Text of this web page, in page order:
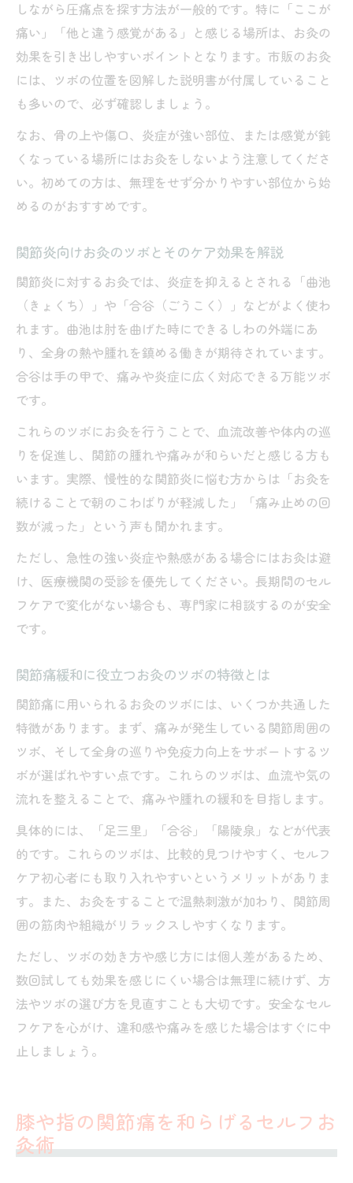
しながら圧痛点を探す方法が一般的です。特に「ここが
痛い」「他と違う感覚がある」と感じる場所は、お灸の
効果を引き出しやすいポイントとなります。市販のお灸
には、ツボの位置を図解した説明書が付属していること
も多いので、必ず確認しましょう。
なお、骨の上や傷口、炎症が強い部位、または感覚が鈍
くなっている場所にはお灸をしないよう注意してくださ
い。初めての方は、無理をせず分かりやすい部位から始
めるのがおすすめです。
関節炎向けお灸のツボとそのケア効果を解説
関節炎に対するお灸では、炎症を抑えるとされる「曲池
（きょくち）」や「合谷（ごうこく）」などがよく使わ
れます。曲池は肘を曲げた時にできるしわの外端にあ
り、全身の熱や腫れを鎮める働きが期待されています。
合谷は手の甲で、痛みや炎症に広く対応できる万能ツボ
です。
これらのツボにお灸を行うことで、血流改善や体内の巡
りを促進し、関節の腫れや痛みが和らいだと感じる方も
います。実際、慢性的な関節炎に悩む方からは「お灸を
続けることで朝のこわばりが軽減した」「痛み止めの回
数が減った」という声も聞かれます。
ただし、急性の強い炎症や熱感がある場合にはお灸は避
け、医療機関の受診を優先してください。長期間のセル
フケアで変化がない場合も、専門家に相談するのが安全
です。
関節痛緩和に役立つお灸のツボの特徴とは
関節痛に用いられるお灸のツボには、いくつか共通した
特徴があります。まず、痛みが発生している関節周囲の
ツボ、そして全身の巡りや免疫力向上をサポートするツ
ボが選ばれやすい点です。これらのツボは、血流や気の
流れを整えることで、痛みや腫れの緩和を目指します。
具体的には、「足三里」「合谷」「陽陵泉」などが代表
的です。これらのツボは、比較的見つけやすく、セルフ
ケア初心者にも取り入れやすいというメリットがありま
す。また、お灸をすることで温熱刺激が加わり、関節周
囲の筋肉や組織がリラックスしやすくなります。
ただし、ツボの効き方や感じ方には個人差があるため、
数回試しても効果を感じにくい場合は無理に続けず、方
法やツボの選び方を見直すことも大切です。安全なセル
フケアを心がけ、違和感や痛みを感じた場合はすぐに中
止しましょう。
膝や指の関節痛を和らげるセルフお
灸術